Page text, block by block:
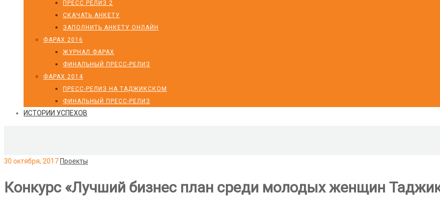
ПРЕСС РЕЛИЗ 2
СКАЧАТЬ АНКЕТУ
ЗАПОЛНИТЬ АНКЕТУ ОНЛАЙН
ФАРАХ 2016
ЖУРНАЛ ФАРАХ
ФИНАЛЬНЫЙ ПРЕСС-РЕЛИЗ
ФАРАХ 2014
ПРЕСС-РЕЛИЗ НА ТАДЖИКСКОМ
ФИНАЛЬНЫЙ ПРЕСС-РЕЛИЗ
ИСТОРИИ УСПЕХОВ
30 октября, 2017 Проекты
Конкурс «Лучший бизнес план среди молодых женщин